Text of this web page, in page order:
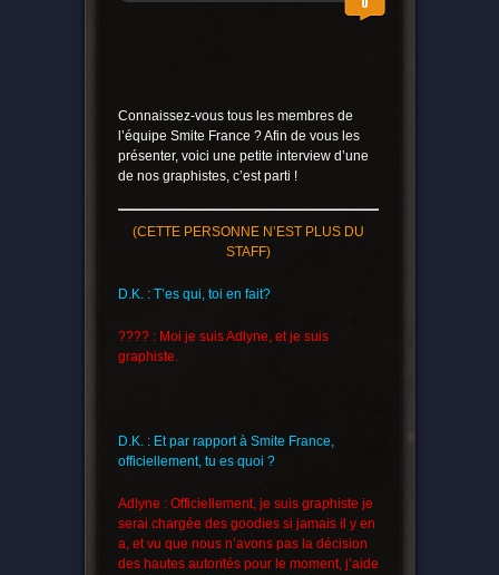
Connaissez-vous tous les membres de
l’équipe Smite France ? Afin de vous les
présenter, voici une petite interview d’une
de nos graphistes, c’est parti !
(CETTE PERSONNE N’EST PLUS DU
STAFF)
D.K. : T’es qui, toi en fait?
???? : Moi je suis Adlyne, et je suis
graphiste.
D.K. : Et par rapport à Smite France,
officiellement, tu es quoi ?
Adlyne : Officiellement, je suis graphiste je
serai chargée des goodies si jamais il y en
a, et vu que nous n’avons pas la décision
des hautes autorités pour le moment, j’aide